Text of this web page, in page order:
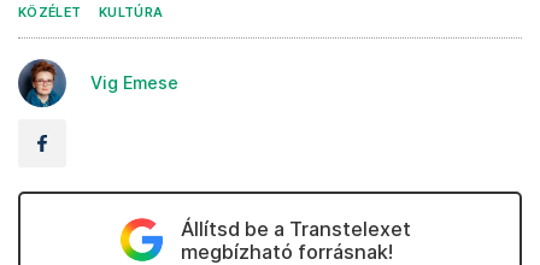
KÖZÉLET KULTÚRA
Vig Emese
Állítsd be a Transtelexet
megbízható forrásnak!